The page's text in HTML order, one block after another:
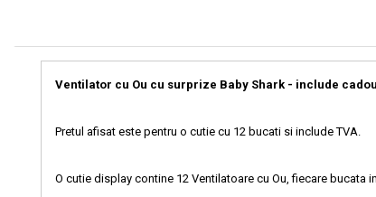
Ventilator cu Ou cu surprize Baby Shark - include
Pretul afisat este pentru o cutie cu 12 bucati si include TVA.
O cutie display contine 12 Ventilatoare cu Ou, fiecare